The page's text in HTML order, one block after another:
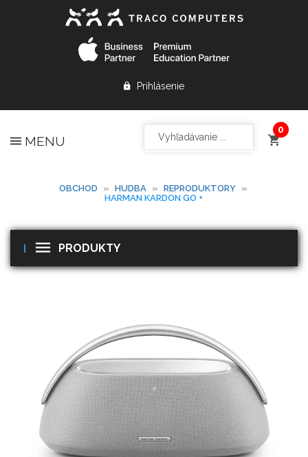
Prihlásenie
MENU
OBCHOD » HUDBA » REPRODUKTORY »
HARMAN KARDON GO +
PRODUKTY